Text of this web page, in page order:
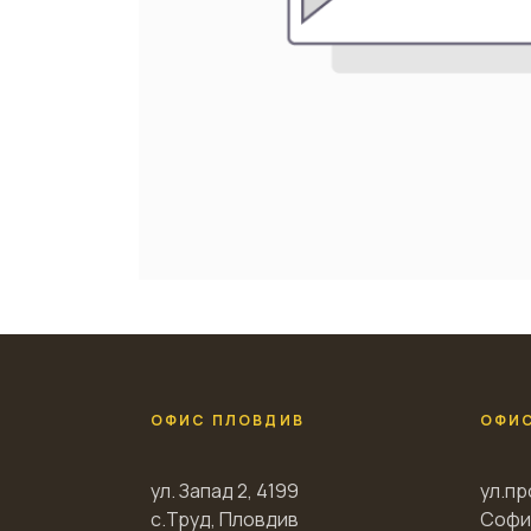
ОФИС ПЛОВДИВ
ул. Запад 2, 4199
с.Труд, Пловдив